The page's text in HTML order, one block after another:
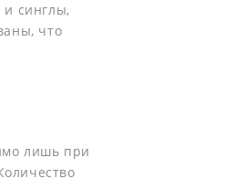
синглы,
что
лишь при